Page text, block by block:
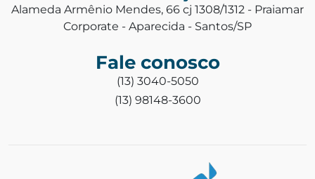
Alameda Armênio Mendes, 66 cj 1308/1312 - Praiamar
Corporate - Aparecida - Santos/SP
Fale conosco
(13) 3040-5050
(13) 98148-3600